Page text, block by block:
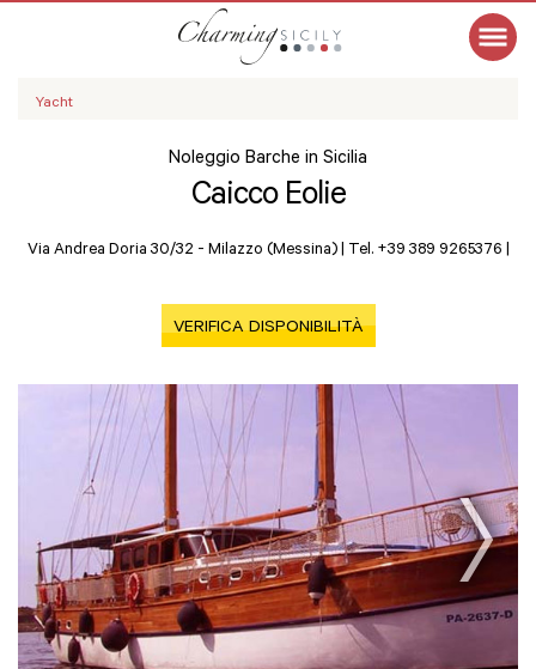
Yacht
Noleggio Barche in Sicilia
Caicco Eolie
Via Andrea Doria 30/32 - Milazzo (Messina) | Tel. +39 389 9265376 |
VERIFICA DISPONIBILITÀ